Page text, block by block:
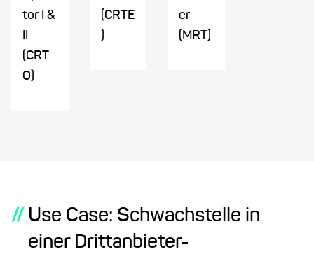
tor I &
(CRT
O)
(CRTE
)
er
(MRT)
// Use Case: Schwachstelle in
einer Drittanbieter-